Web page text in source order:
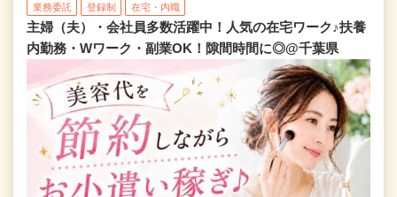
業務委託 登録制 在宅・内職
主婦（夫）・会社員多数活躍中！人気の在宅ワーク♪扶養
内勤務・Wワーク・副業OK！隙間時間に◎@千葉県